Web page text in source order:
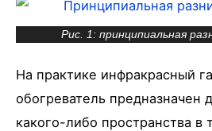
Рис. 1: принципиальная
На практике инфракрасный
обогреватель предназначен
какого-либо пространства в